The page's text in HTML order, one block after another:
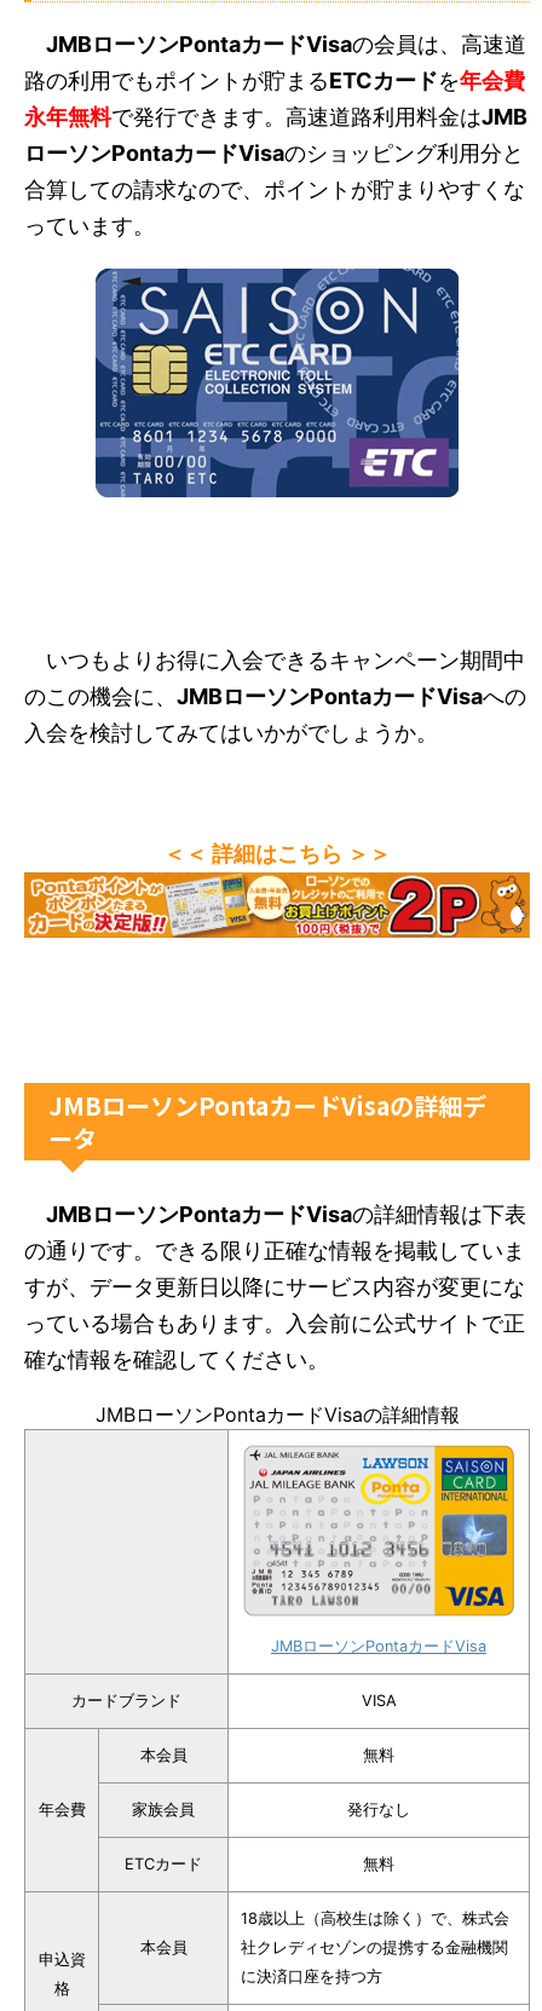
JMBローソンPontaカードVisaの会員は、高速道
路の利用でもポイントが貯まるETCカードを年会費
永年無料で発行できます。高速道路利用料金はJMB
ローソンPontaカードVisaのショッピング利用分と
合算しての請求なので、ポイントが貯まりやすくな
っています。
いつもよりお得に入会できるキャンペーン期間中
のこの機会に、 JMBローソンPontaカードVisaへの
入会を検討してみてはいかがでしょうか。
＜＜ 詳細はこちら ＞＞
JMBローソンPontaカードVisaの詳細デ
ータ
JMBローソンPontaカードVisaの詳細情報は下表
の通りです。できる限り正確な情報を掲載していま
すが、データ更新日以降にサービス内容が変更にな
っている場合もあります。入会前に公式サイトで正
確な情報を確認してください。
JMBローソンPontaカードVisaの詳細情報
JMBローソンPontaカードVisa
カードブランド VISA
年会費
本会員 無料
家族会員 発行なし
ETCカード 無料
申込資
格
本会員
18歳以上（高校生は除く）で、株式会
社クレディセゾンの提携する金融機関
に決済口座を持つ方